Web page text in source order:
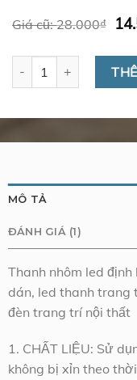
Giá cũ:28.000₫ Giá
Nhôm Profile 509 số
MÔ TẢ
ĐÁNH GIÁ (1)
Thanh nhôm led
dán, led thanh trang
đèn trang trí nội thất
1. CHẤT LIỆU: Sử
không bị xỉn theo